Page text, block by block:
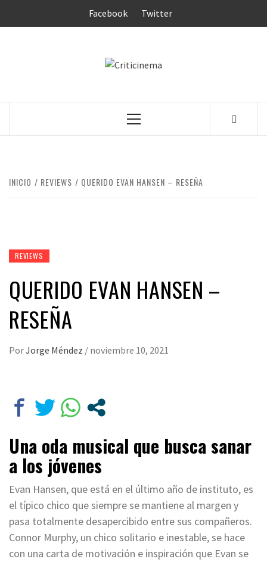
Facebook Twitter
Menú
INICIO REVIEWS QUERIDO EVAN HANSEN – RESEÑA
REVIEWS
QUERIDO EVAN HANSEN –
RESEÑA
PorJorge Méndez / noviembre 10, 2021
Una oda musical que busca sanar
a los jóvenes
Evan Hansen, que está en el último año de instituto, es
el típico chico que siempre se mantiene al margen y
pasa totalmente desapercibido entre sus compañeros.
Connor Murphy, un chico solitario e inestable, se hace
con una carta de motivación e inspiración que Evan se